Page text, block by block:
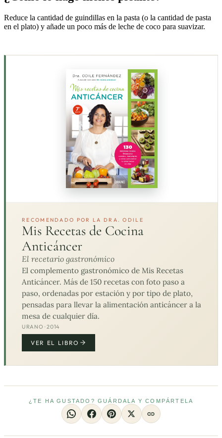
Reduce la cantidad de guindillas en la pasta (o la cantidad de pasta
en el plato) y añade un poco más de leche de coco para suavizar.
RECOMENDADO POR LA DRA. ODILE
Mis Recetas de Cocina
Anticáncer
El recetario gastronómico
El complemento gastronómico de Mis Recetas
Anticáncer. Más de 150 recetas con foto paso a
paso, ordenadas por estación y por tipo de plato,
pensadas para llevar la alimentación anticáncer a la
mesa de cualquier día.
URANO · 2014
VER EL LIBRO
¿TE HA GUSTADO? GUÁRDALA Y COMPÁRTELA